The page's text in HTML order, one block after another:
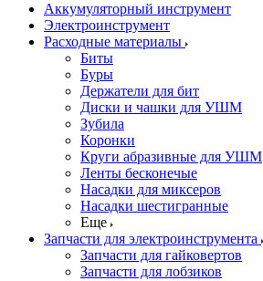
Аккумуляторный инструмент
Электроинструмент
Расходные материалы
Биты
Буры
Держатели для бит
Диски и чашки для УШМ
Зубила
Коронки
Круги абразивные для УШМ
Ленты бесконечые
Насадки для миксеров
Насадки шестигранные
Еще
Запчасти для электроинструмента
Запчасти для гайковертов
Запчасти для лобзиков